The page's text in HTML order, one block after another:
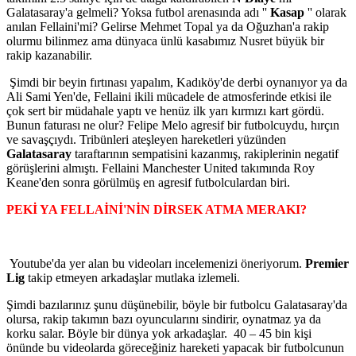
Galatasaray'a gelmeli? Yoksa futbol arenasında adı '' Kasap '' olarak
anılan Fellaini'mi? Gelirse Mehmet Topal ya da Oğuzhan'a rakip
olurmu bilinmez ama dünyaca ünlü kasabımız Nusret büyük bir
rakip kazanabilir.
Şimdi bir beyin fırtınası yapalım, Kadıköy'de derbi oynanıyor ya da
Ali Sami Yen'de, Fellaini ikili mücadele de atmosferinde etkisi ile
çok sert bir müdahale yaptı ve henüz ilk yarı kırmızı kart gördü.
Bunun faturası ne olur? Felipe Melo agresif bir futbolcuydu, hırçın
ve savaşçıydı. Tribünleri ateşleyen hareketleri yüzünden
Galatasaray taraftarının sempatisini kazanmış, rakiplerinin negatif
görüşlerini almıştı. Fellaini Manchester United takımında Roy
Keane'den sonra görülmüş en agresif futbolculardan biri.
PEKİ YA FELLAİNİ'NİN DİRSEK ATMA MERAKI?
Youtube'da yer alan bu videoları incelemenizi öneriyorum. Premier
Lig takip etmeyen arkadaşlar mutlaka izlemeli.
Şimdi bazılarınız şunu düşünebilir, böyle bir futbolcu Galatasaray'da
olursa, rakip takımın bazı oyuncularını sindirir, oynatmaz ya da
korku salar. Böyle bir dünya yok arkadaşlar. 40 – 45 bin kişi
önünde bu videolarda göreceğiniz hareketi yapacak bir futbolcunun